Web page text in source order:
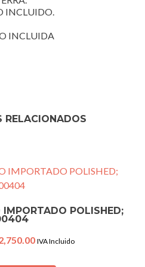
INCLUIDO.
INCLUIDA
RELACIONADOS
POLISHED;
Current
is:
IVA Incluido